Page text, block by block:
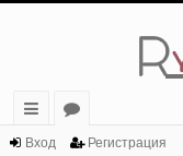
с
о
Вход Регистрация